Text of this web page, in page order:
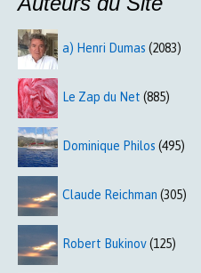
a) Henri Dumas (2083)
Le Zap du Net (885)
Dominique Philos (495)
Claude Reichman (305)
Robert Bukinov(125)